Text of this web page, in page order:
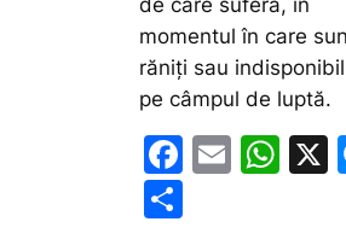
de care suferă, în
momentul în care
răniți sau
pe câmpul de luptă.
F
E
W